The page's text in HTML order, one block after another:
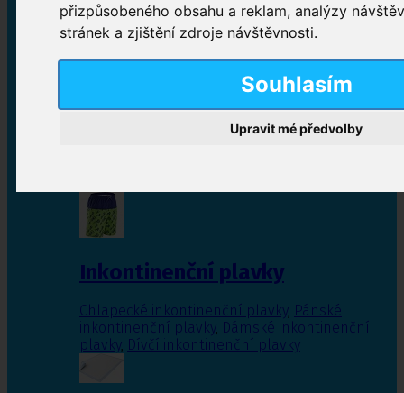
přizpůsobeného obsahu a reklam, analýzy
stránek a zjištění zdroje návštěvnosti.
Souhlasím
Upravit mé předvolby
Plenkové kalhotky navlékací,Plenkové kalhotky
zalepovací,Inkontinenční kalhotky dámské
Inkontinenční vložky
Inkontinenční plavky
Chlapecké inkontinenční plavky, Pánské
inkontinenční plavky, Dámské inkontinenční
plavky, Dívčí inkontinenční plavky